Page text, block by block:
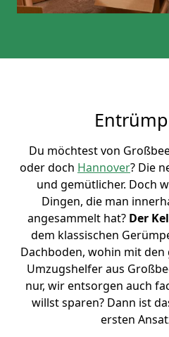
Du möchtest von
oder doch Hannover? Die
und gemütlicher. Doch
Dingen, die man
angesammelt hat? Der
dem klassischen
Dachboden, wohin mit den
Umzugshelfer aus
nur, wir entsorgen auch
willst sparen? Dann ist
ersten